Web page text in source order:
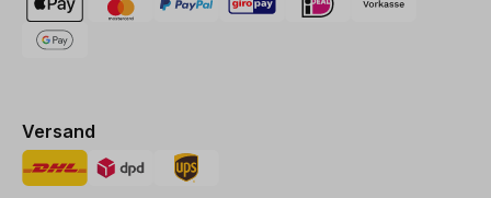
Versand